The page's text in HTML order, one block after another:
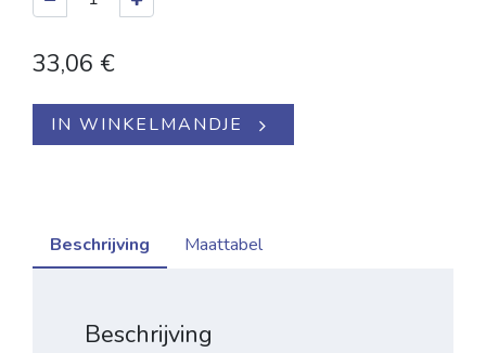
33,06 €
IN WINKELMANDJE
Beschrijving Maattabel
Beschrijving